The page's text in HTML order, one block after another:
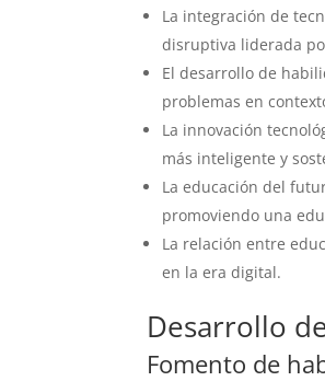
La integración de
disruptiva liderada
El desarrollo de
problemas en
La innovación
más inteligente y
La educación del
promoviendo una
La relación entre
en la era digital.
Desarrollo
Fomento de